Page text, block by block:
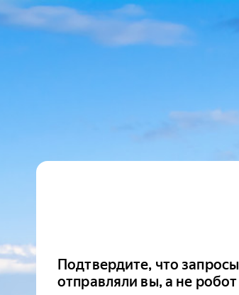
Подтвердите, что запросы
отправляли вы, а не робот